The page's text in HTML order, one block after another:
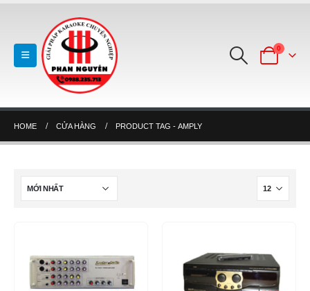
0
HOME CỬA HÀNG PRODUCT TAG - AMPLY